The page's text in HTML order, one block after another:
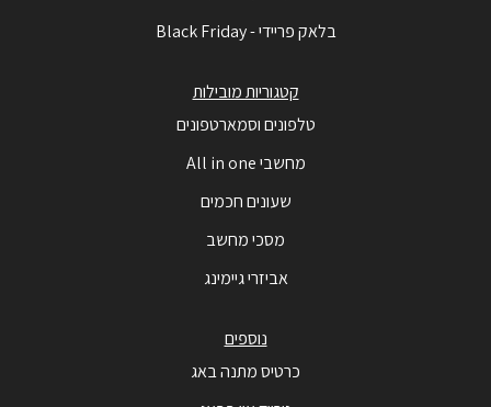
בלאק פריידי - Black Friday
קטגוריות מובילות
טלפונים וסמארטפונים
מחשבי All in one
שעונים חכמים
מסכי מחשב
אביזרי גיימינג
נוספים
כרטיס מתנה באג